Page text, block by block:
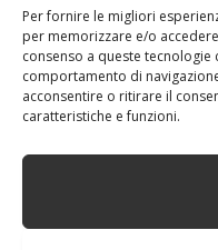
Per fornire le migliori
per memorizzare e/o
consenso a queste
comportamento di
acconsentire o ritirare il
caratteristiche e funzioni.
unici.